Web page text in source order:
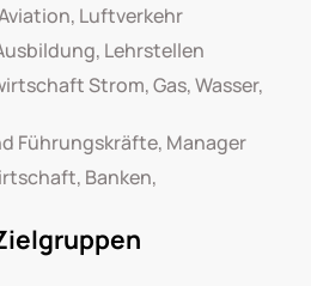
Luftverkehr
Lehrstellen
Strom, Gas, Wasser,
Führungskräfte, Manager
Banken,